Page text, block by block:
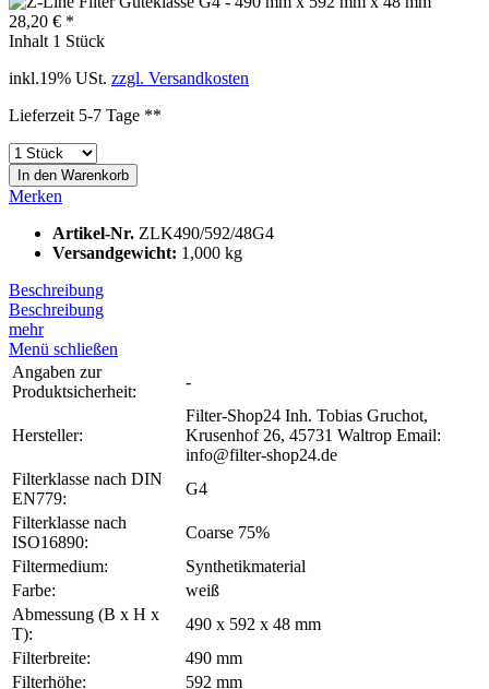
28,20 € *
Inhalt 1 Stück
inkl.19% USt. zzgl. Versandkosten
Lieferzeit 5-7 Tage **
In den Warenkorb
Merken
Artikel-Nr. ZLK490/592/48G4
Versandgewicht: 1,000 kg
Beschreibung
Beschreibung
mehr
Menü schließen
Angaben zur
Produktsicherheit:
-
Hersteller:
Filter-Shop24 Inh. Tobias Gruchot,
Krusenhof 26, 45731 Waltrop Email:
info@filter-shop24.de
Filterklasse nach DIN
EN779:
G4
Filterklasse nach
ISO16890:
Coarse 75%
Filtermedium:
Synthetikmaterial
Farbe:
weiß
Abmessung (B x H x
T):
490 x 592 x 48 mm
Filterbreite:
490 mm
Filterhöhe:
592 mm